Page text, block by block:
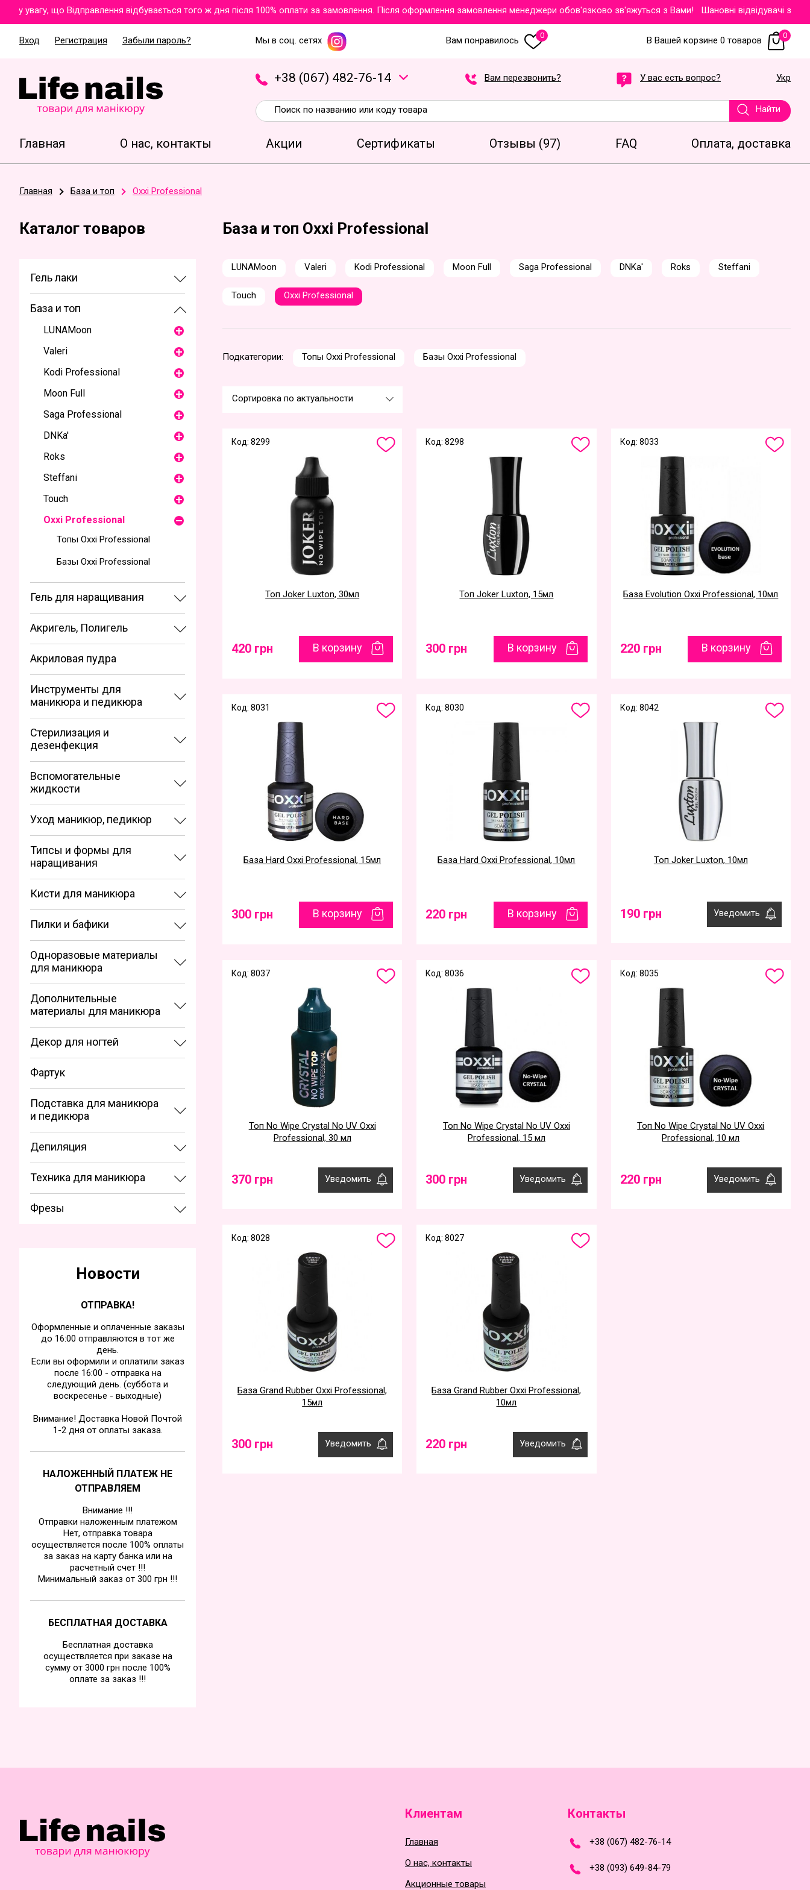
увагу, що Відправлення відбувається того ж дня після 100% оплати за замовлення. Після оформлення замовлення менеджери обов'язково зв'яжуться з Вами!Шановні відвідувачі
Вход Регистрация Забыли пароль? Мы в соц. сетях Вам понравилось 0 В Вашей корзине 0 товаров 0
+38 (067) 482-76-1 4 Вам перезвонить? У вас есть вопрос? Укр
Найти
Главная О нас, контакты Акции Сертификаты Отзывы (97) FAQ Оплата, доставка
Главная База и топ Oxxi Professional
Каталог товаров
Гель лаки
База и топ
LUNAMoon
Valeri
Kodi Professional
Moon Full
Saga Professional
DNKa'
Roks
Steffani
Touch
Oxxi Professional
Топы Oxxi Professional
Базы Oxxi Professional
Гель для наращивания
Акригель, Полигель
Акриловая пудра
Инструменты для
маникюра и педикюра
Стерилизация и
дезенфекция
Вспомогательные
жидкости
Уход маникюр, педикюр
Типсы и формы для
наращивания
Кисти для маникюра
Пилки и бафики
Одноразовые материалы
для маникюра
Дополнительные
материалы для маникюра
Декор для ногтей
Фартук
Подставка для маникюра
и педикюра
Депиляция
Техника для маникюра
Фрезы
Новости
ОТПРАВКА!
Оформленные и оплаченные заказы
до 16:00 отправляются в тот же
день.
Если вы оформили и оплатили заказ
после 16:00 - отправка на
следующий день. (суббота и
воскресенье - выходные)
Внимание! Доставка Новой Почтой
1-2 дня от оплаты заказа.
НАЛОЖЕННЫЙ ПЛАТЕЖ НЕ
ОТПРАВЛЯЕМ
Внимание !!!
Отправки наложенным платежом
Нет, отправка товара
осуществляется после 100% оплаты
за заказ на карту банка или на
расчетный счет !!!
Минимальный заказ от 300 грн !!!
БЕСПЛАТНАЯ ДОСТАВКА
Бесплатная доставка
осуществляется при заказе на
сумму от 3000 грн после 100%
оплате за заказ !!!
База и топ Oxxi Professional
LUNAMoon Valeri Kodi Professional Moon Full Saga Professional DNKa' Roks Steffani
Touch Oxxi Professional
Подкатегории: Топы Oxxi Professional Базы Oxxi Professional
Сортировка по актуальности
Код: 8299
Топ Joker Luxton, 30мл
420 грн В корзину
Код: 8298
Топ Joker Luxton, 15мл
300 грн В корзину
Код: 8033
База Evolution Oxxi Professional, 10мл
220 грн В корзину
Код: 8031
База Hard Oxxi Professional, 15мл
300 грн В корзину
Код: 8030
База Hard Oxxi Professional, 10мл
220 грн В корзину
Код: 8042
Топ Joker Luxton, 10мл
190 грн Уведомить
Код: 8037
Топ No Wipe Crystal No UV Oxxi
Professional, 30 мл
370 грн Уведомить
Код: 8036
Топ No Wipe Crystal No UV Oxxi
Professional, 15 мл
300 грн Уведомить
Код: 8035
Топ No Wipe Crystal No UV Oxxi
Professional, 10 мл
220 грн Уведомить
Код: 8028
База Grand Rubber Oxxi Professional,
15мл
300 грн Уведомить
Код: 8027
База Grand Rubber Oxxi Professional,
10мл
220 грн Уведомить
Клиентам
Главная
О нас, контакты
Акционные товары
Контакты
+38 (067) 482-76-14
+38 (093) 649-84-79